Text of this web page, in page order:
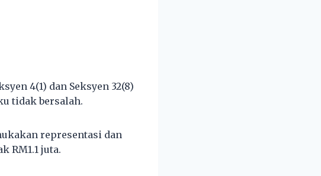
4(1) dan Seksyen 32(8)
tidak bersalah.
representasi dan
RM1.1 juta.